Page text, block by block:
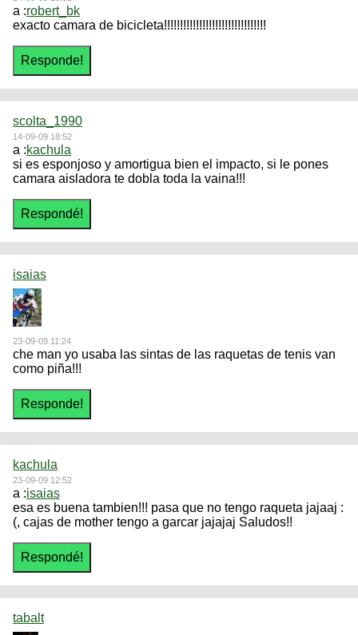
a :robert_bk
exacto camara de bicicleta!!!!!!!!!!!!!!!!!!!!!!!!!!!!!!!!
scolta_1990
14-09-09 18:52
a :kachula
si es esponjoso y amortigua bien el impacto, si le pones
camara aisladora te dobla toda la vaina!!!
isaias
23-09-09 11:24
che man yo usaba las sintas de las raquetas de tenis van
como piña!!!
kachula
23-09-09 12:52
a :isaias
esa es buena tambien!!! pasa que no tengo raqueta jajaaj :
(, cajas de mother tengo a garcar jajajaj Saludos!!
tabalt